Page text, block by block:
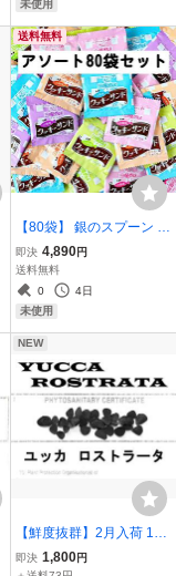
未使用
送料無料
【80袋】 銀のスプーン 猫
のおやつ お魚クッキーサ
ンド アソートセット
即決 4,890円
送料無料
0
4日
未使用
NEW
【鮮度抜群】2月入荷 100
粒+ ユッカ ロストラータ
即決 1,800円